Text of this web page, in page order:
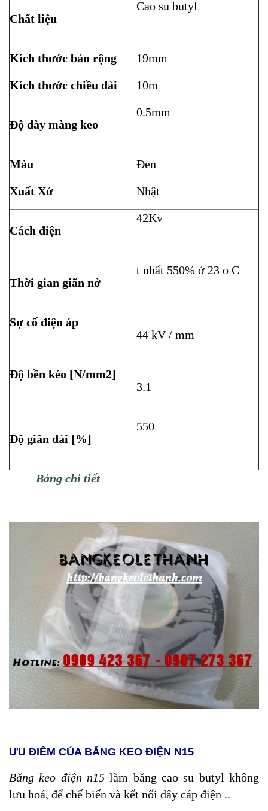
Chất liệu
Cao su butyl
Kích thước bản rộng 19mm
Kích thước chiều dài 10m
Độ dày màng keo
0.5mm
Màu Đen
Xuất Xứ Nhật
Cách điện
42Kv
Thời gian giãn nở
t nhất 550% ở 23 o C
Sự cố điện áp
44 kV / mm
Độ bền kéo [N/mm2]
3.1
Độ giãn dài [%]
550
Bảng chi tiết
ƯU ĐIỂM CỦA BĂNG KEO ĐIỆN N15
Băng keo điện n15 làm bằng cao su butyl không
lưu hoá, để chế biến và kết nối dây cáp điện ..